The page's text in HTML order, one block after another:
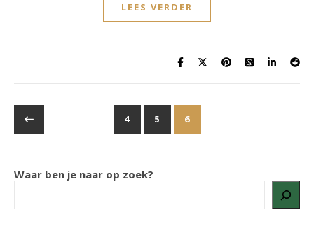
LEES VERDER
4 5 6
Waar ben je naar op zoek?